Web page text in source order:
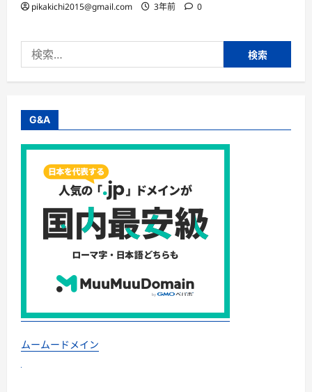
pikakichi2015@gmail.com 3年前 0
索:
G&A
ムームードメイン